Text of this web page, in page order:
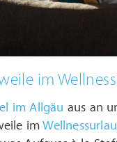
im
im Allgäu aus an
im